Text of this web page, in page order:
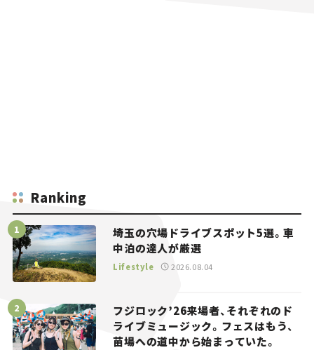
Ranking
埼玉の穴場ドライブスポット5選。車
中泊の達人が厳選
Lifestyle 2026.08.04
フジロック’26来場者、それぞれのド
ライブミュージック。フェスはもう、
苗場への道中から始まっていた。